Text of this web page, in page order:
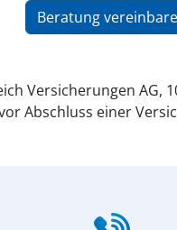
Beratung
Versicherungen AG,
Abschluss einer